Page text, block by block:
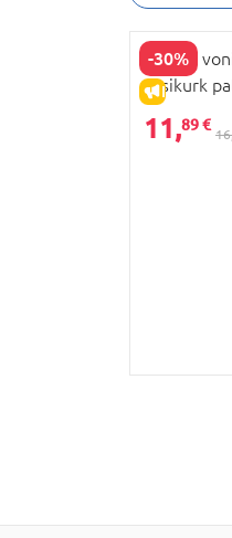
-30%
MINI-U
susikurk
MINI505
11,89 €